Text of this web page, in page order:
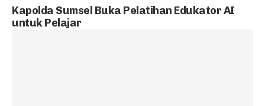
Kapolda Sumsel Buka Pelatihan Edukator AI
untuk Pelajar